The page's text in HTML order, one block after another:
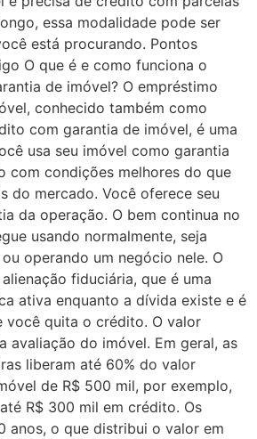
essa modalidade pode ser
está procurando. Pontos
O que é e como funciona o
de imóvel? O empréstimo
conhecido também como
com garantia de imóvel, é uma
usa seu imóvel como garantia
com condições melhores do que
do mercado. Você oferece seu
da operação. O bem continua no
usando normalmente, seja
operando um negócio nele. O
fiduciária, que é uma
ativa enquanto a dívida existe e é
você quita o crédito. O valor
avaliação do imóvel. Em geral, as
liberam até 60% do valor
de R$ 500 mil, por exemplo,
R$ 300 mil em crédito. Os
anos, o que distribui o valor em